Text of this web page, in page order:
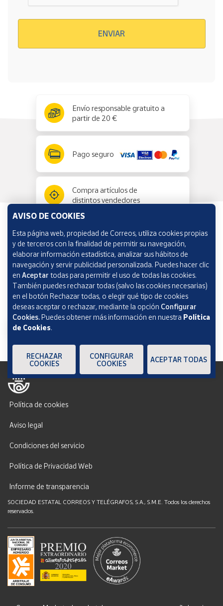
ENVIAR
Envío responsable gratuito a
partir de 20 €
Pago seguro
Compra artículos de
distintos vendedores
Información y ayuda
Correos Market
Política de cookies
Aviso legal
Condiciones del servicio
Política de Privacidad Web
Informe de transparencia
SOCIEDAD ESTATAL CORREOS Y TELÉGRAFOS, S.A., S.M.E. Todos los derechos
reservados.
AVISO DE COOKIES
Esta página web, propiedad de Correos, utiliza cookies propias
y de terceros con la finalidad de permitir su navegación,
elaborar información estadística, analizar sus hábitos de
navegación y servir publicidad personalizada. Puedes hacer clic
en Aceptar todas para permitir el uso de todas las cookies.
También puedes rechazar todas (salvo las cookies necesarias)
en el botón Rechazar todas, o elegir qué tipo de cookies
deseas aceptar o rechazar, mediante la opción Configurar
Cookies.Puedes obtener más información en nuestra Política
de Cookies.
RECHAZAR
COOKIES
CONFIGURAR
COOKIES
ACEPTAR TODAS